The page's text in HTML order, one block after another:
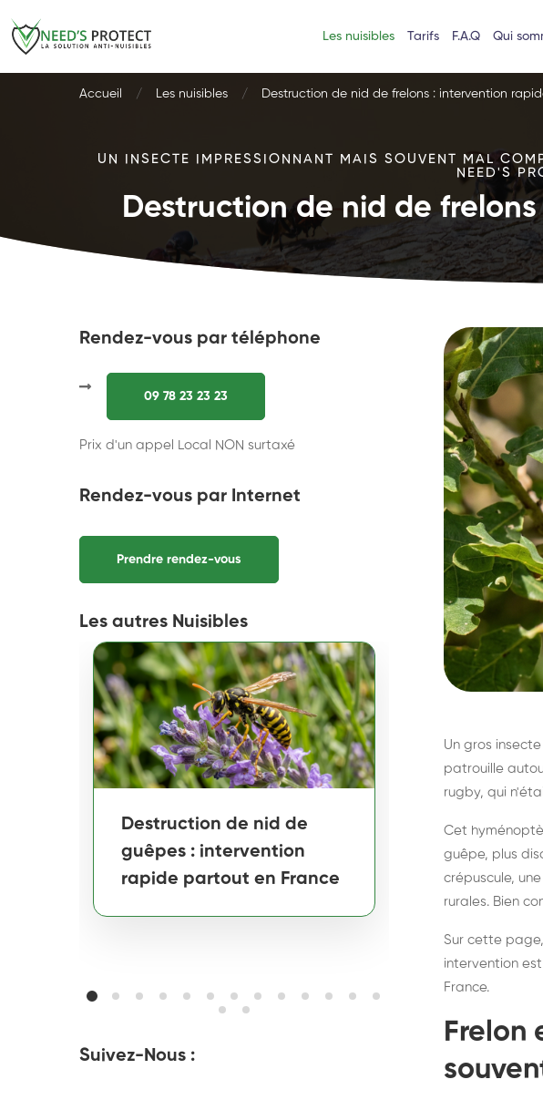
Les nuisibles Tarifs F.A.Q Qui
Accueil Les nuisibles Destruction de nid de frelons : intervention
UN INSECTE IMPRESSIONNANT MAIS SOUVENT MAL
NEED'S
Destruction de nid de
Rendez-vous par téléphone
09 78 23 23 23
Prix d'un appel Local NON surtaxé
Rendez-vous par Internet
Prendre rendez-vous
Les autres Nuisibles
Destruction de nid de
guêpes : intervention
rapide partout en France
frelons
France
Suivez-Nous :
Un gros
patrouille
rugby, qui
Cet
guêpe, plus
crépuscule,
rurales. Bien
Sur cette
intervention
France.
Frelon